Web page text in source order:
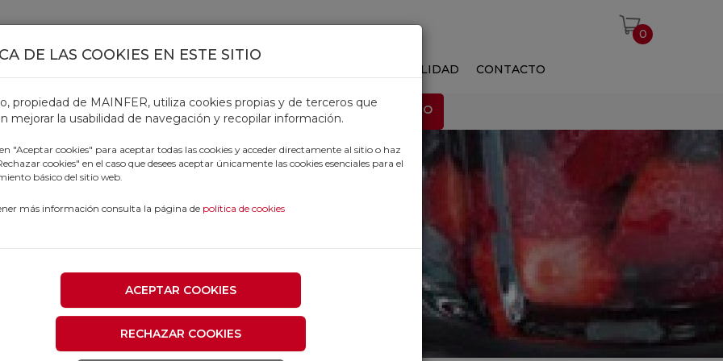
0
ACTUALIDAD CONTACTO
EMPLEO
DE LAS COOKIES EN ESTE SITIO
propiedad de MAINFER, utiliza cookies propias y de terceros que
mejorar la usabilidad de navegación y recopilar información.
"Aceptar cookies" para aceptar todas las cookies y acceder directamente al sitio o haz
cookies" en el caso que desees aceptar únicamente las cookies esenciales para el
básico del sitio web.
más información consulta la página de política de cookies
ACEPTAR COOKIES
RECHAZAR COOKIES